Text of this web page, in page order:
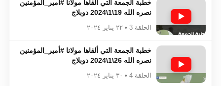
خطبة الجمعة التي ألقاها مولانا #أمير_المؤمنين​​​​​​
نصره الله 19\1\2024 دوبلاج
الحلقة 3 • ٢٢ يناير ٢٠٢٤
خطبة الجمعة التي ألقاها مولانا #أمير_المؤمنين​​​​​​
نصره الله 26\1\2024 دوبلاج
الحلقة 4 • ٣٠ يناير ٢٠٢٤